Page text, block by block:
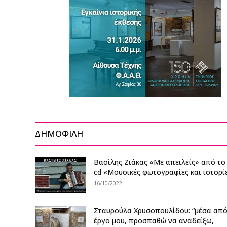
ΔΗΜΟΦΙΛΗ
Βασίλης Ζιάκας «Με απειλείς» από το
cd «Μουσικές φωτογραφίες και
16/10/2022
Σταυρούλα Χρυσοπουλίδου: “μέσα
έργο μου, προσπαθώ να αναδείξω,